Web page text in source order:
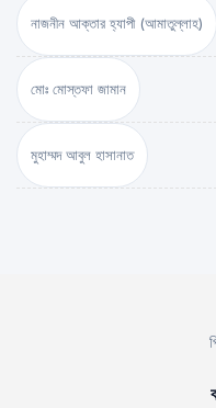
নাজনীন আক্তার হ্যাপী (আমাতুল্লাহ)
মোঃ মোস্তফা জামান
মুহাম্মদ আবুল হাসানাত